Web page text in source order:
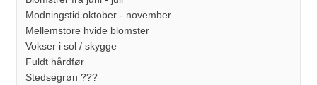
Modningstid oktober - november
Mellemstore hvide blomster
Vokser i sol / skygge
Fuldt hårdfør
Stedsegrøn ???